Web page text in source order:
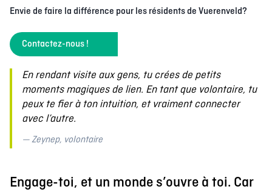
Envie de faire la différence pour les résidents de Vuerenveld?
Contactez-nous !
En rendant visite aux gens, tu crées de petits
moments magiques de lien. En tant que volontaire, tu
peux te fier à ton intuition, et vraiment connecter
avec l’autre.
— Zeynep, volontaire
Engage-toi, et un monde s’ouvre à toi. Car